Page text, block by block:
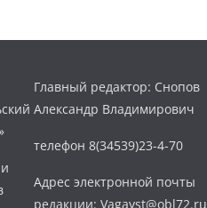
Главный редактор: Снопов
Александр Владимирович
телефон 8(34539)23-4-70
Адрес электронной почты
редакции: Vagayst@obl72.ru